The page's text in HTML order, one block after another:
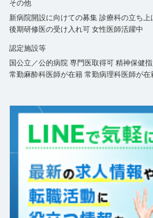
その他
新病院開設に向けての募集診療科の立ち上
後期研修医の受け入れ可女性医師活躍中
認定施設等
国公立／公的病院専門医取得可精神保健
常勤麻酔科医師が在籍常勤病理科医師が在